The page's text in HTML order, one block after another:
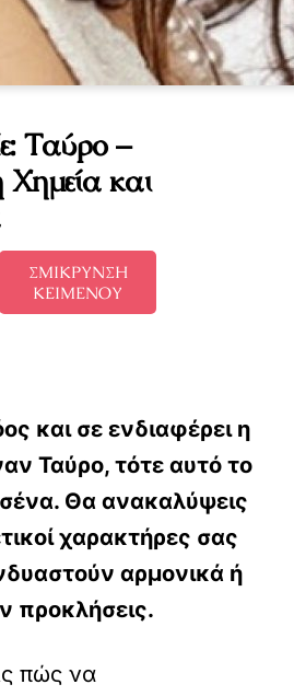
Ταύρο –
Χημεία και
ΣΜΙΚΡΥΝΣΗ
ΚΕΙΜΕΝΟΥ
και σε ενδιαφέρει η
Ταύρο, τότε αυτό το
σένα. Θα ανακαλύψεις
χαρακτήρες σας
αρμονικά ή
προκλήσεις.
πώς να